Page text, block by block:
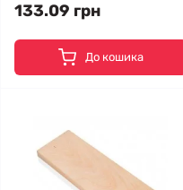
133.09 грн
До кошика